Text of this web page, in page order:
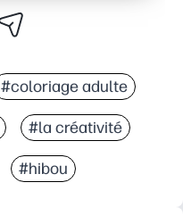
#coloriage adulte
#la créativité
#hibou